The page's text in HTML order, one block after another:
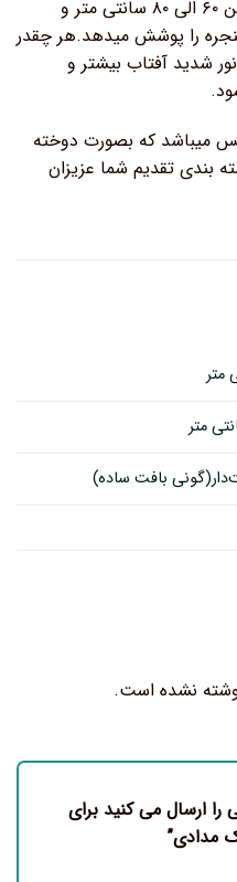
هر پنل بصورت چین خورده و پرچین ۶۰ الی ۸۰ سانتی متر و
متر از پنجره را پوشش میدهد.هر چقدر
شدید آفتاب بیشتر و
که بصورت دوخته
بندی تقدیم شما عزیزان
بافت ساده)
نشده است.
را ارسال می کنید برای
مدادی”